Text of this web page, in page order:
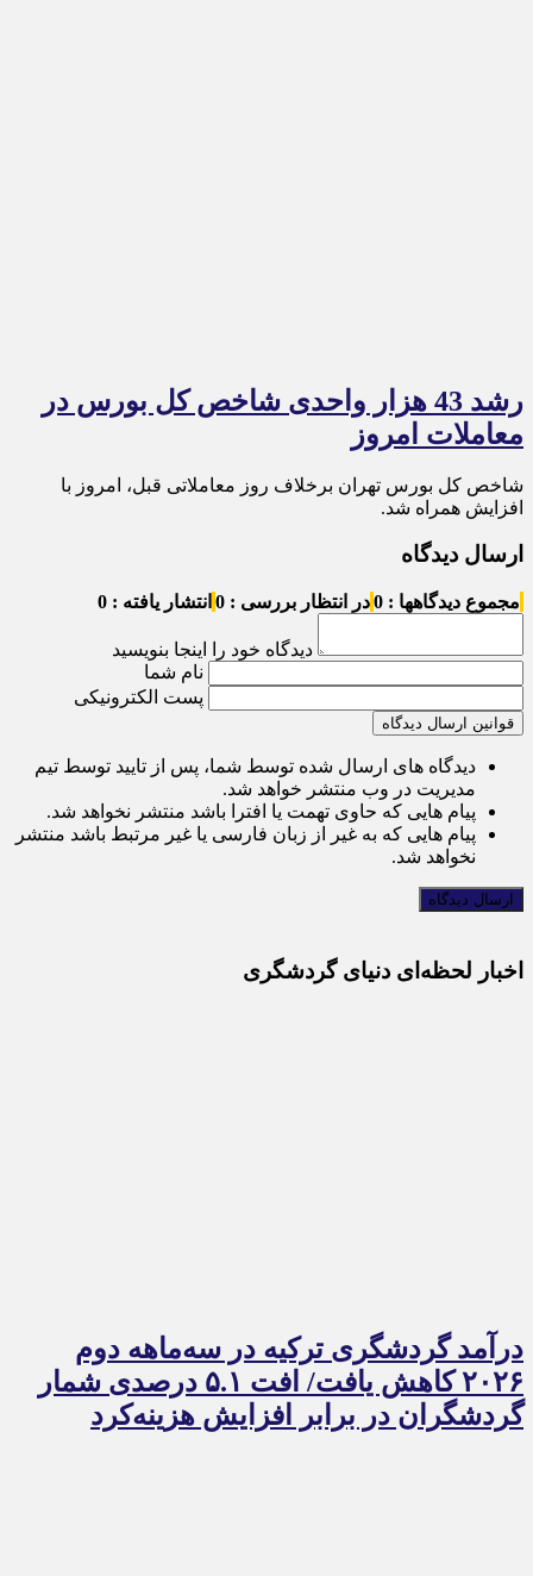
رشد 43 هزار واحدی شاخص کل بورس در
معاملات امروز
شاخص کل بورس تهران برخلاف روز معاملاتی قبل، امروز با
افزایش همراه شد.
ارسال دیدگاه
مجموع دیدگاهها : 0 در انتظار بررسی : 0 انتشار یافته : 0
دیدگاه خود را اینجا بنویسید
نام شما
پست الکترونیکی
قوانین ارسال دیدگاه
دیدگاه های ارسال شده توسط شما، پس از تایید توسط تیم
مدیریت در وب منتشر خواهد شد.
پیام هایی که حاوی تهمت یا افترا باشد منتشر نخواهد شد.
پیام هایی که به غیر از زبان فارسی یا غیر مرتبط باشد منتشر
نخواهد شد.
اخبار لحظه‌ای دنیای گردشگری
درآمد گردشگری ترکیه در سه‌ماهه دوم
۲۰۲۶ کاهش یافت/ افت ۵.۱ درصدی شمار
گردشگران در برابر افزایش هزینه‌کرد